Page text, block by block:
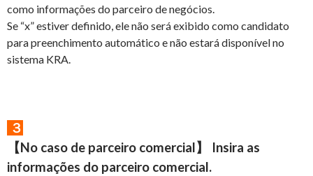
como informações do parceiro de negócios.
Se “x” estiver definido, ele não será exibido como candidato
para preenchimento automático e não estará disponível no
sistema KRA.
３
【No caso de parceiro comercial】 Insira as
informações do parceiro comercial.